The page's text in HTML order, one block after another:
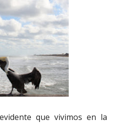
que vivimos en la